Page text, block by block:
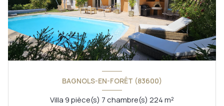
BAGNOLS-EN-FORÊT (83600)
Villa 9 pièce(s) 7 chambre(s) 224 m²